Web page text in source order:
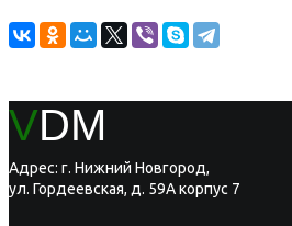
VDM
Адрес: г. Нижний Новгород,
ул. Гордеевская, д. 59А корпус 7